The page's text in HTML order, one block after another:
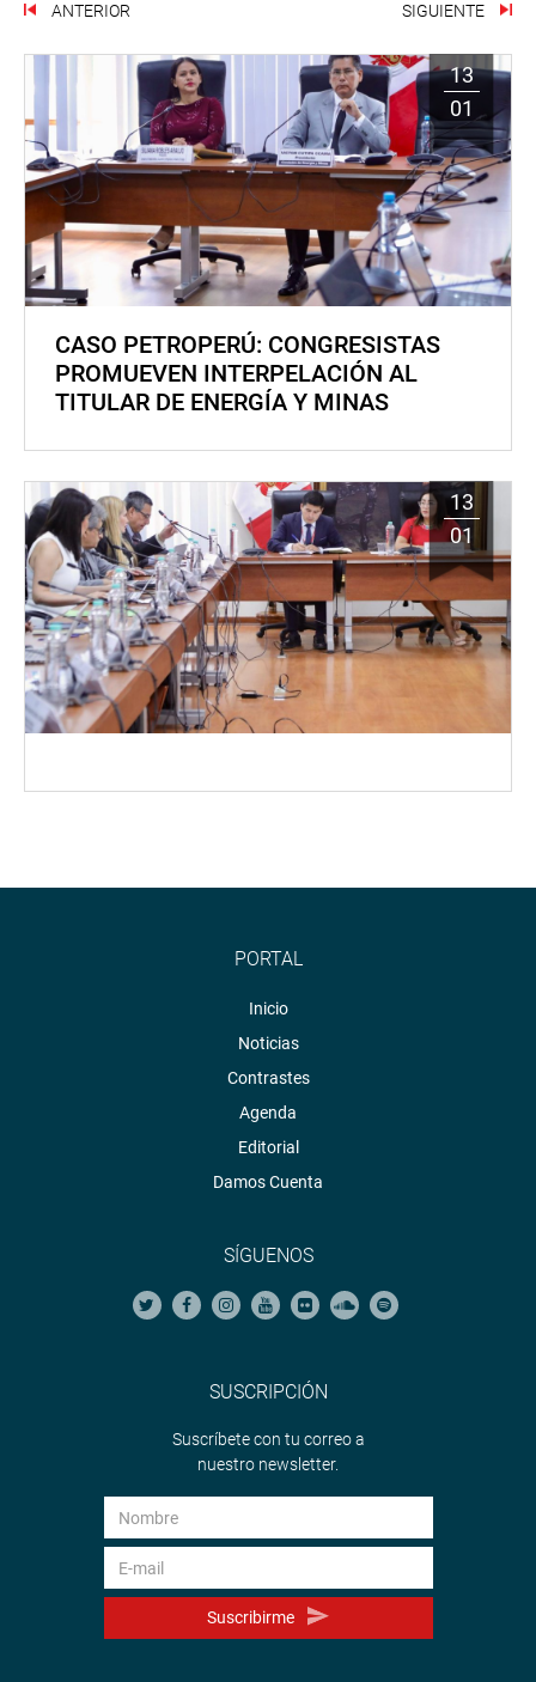
ANTERIOR SIGUIENTE
13
01
CASO PETROPERÚ: CONGRESISTAS
PROMUEVEN INTERPELACIÓN AL
TITULAR DE ENERGÍA Y MINAS
13
01
PORTAL
Inicio
Noticias
Contrastes
Agenda
Editorial
Damos Cuenta
SÍGUENOS
SUSCRIPCIÓN
Suscríbete con tu correo a
nuestro newsletter.
Suscribirme